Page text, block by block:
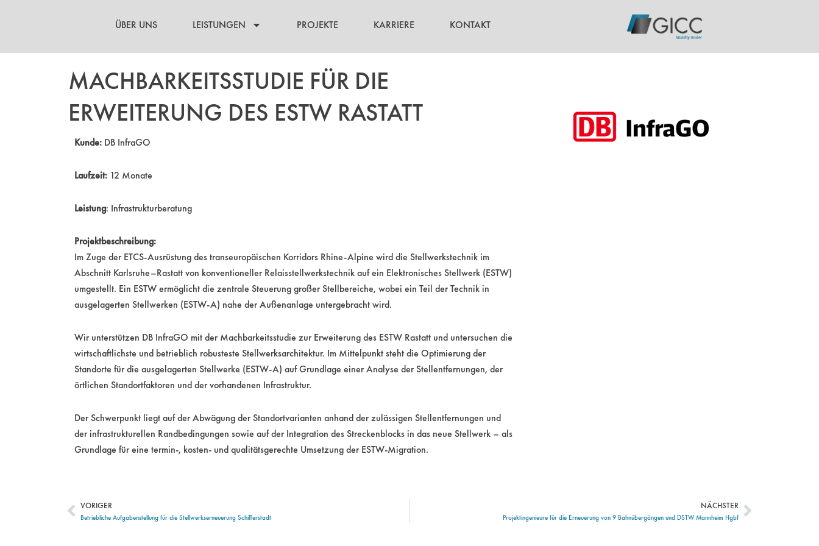
ÜBER UNS LEISTUNGEN PROJEKTE KARRIERE KONTAKT
MACHBARKEITSSTUDIE FÜR DIE
ERWEITERUNG DES ESTW RASTATT
Kunde: DB InfraGO
Laufzeit: 12 Monate
Leistung: Infrastrukturberatung
Projektbeschreibung:
Im Zuge der ETCS-Ausrüstung des transeuropäischen Korridors Rhine-Alpine wird die Stellwerkstechnik im
Abschnitt Karlsruhe–Rastatt von konventioneller Relaisstellwerkstechnik auf ein Elektronisches Stellwerk (ESTW)
umgestellt. Ein ESTW ermöglicht die zentrale Steuerung großer Stellbereiche, wobei ein Teil der Technik in
ausgelagerten Stellwerken (ESTW-A) nahe der Außenanlage untergebracht wird.
Wir unterstützen DB InfraGO mit der Machbarkeitsstudie zur Erweiterung des ESTW Rastatt und untersuchen die
wirtschaftlichste und betrieblich robusteste Stellwerksarchitektur. Im Mittelpunkt steht die Optimierung der
Standorte für die ausgelagerten Stellwerke (ESTW-A) auf Grundlage einer Analyse der Stellentfernungen, der
örtlichen Standortfaktoren und der vorhandenen Infrastruktur.
Der Schwerpunkt liegt auf der Abwägung der Standortvarianten anhand der zulässigen Stellentfernungen und
der infrastrukturellen Randbedingungen sowie auf der Integration des Streckenblocks in das neue Stellwerk – als
Grundlage für eine termin-, kosten- und qualitätsgerechte Umsetzung der ESTW-Migration.
Zurück
VORIGER
Betriebliche Aufgabenstellung für die Stellwerkserneuerung Schifferstadt
NÄCHSTER
Projektingenieure für die Erneuerung von 9 Bahnübergängen und DSTW Mannheim HgbfNächster